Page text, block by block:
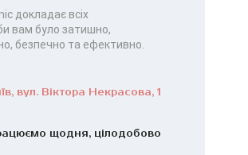
докладає всіх
вам було затишно,
безпечно та ефективно.
вул. Віктора Некрасова, 1
щодня, цілодобово